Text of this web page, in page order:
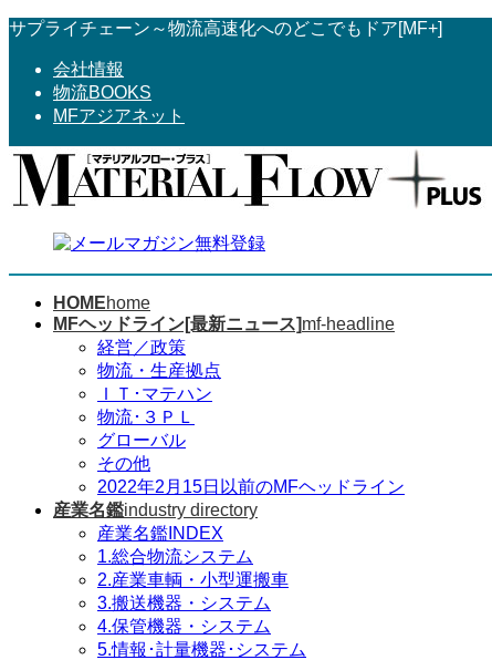
コ
へ
ス
ナ
ョ
ン
サプライチェーン～物流高速化へのどこでもドア[MF+]
会社情報
物流BOOKS
MFアジアネット
HOMEhome
MFヘッドライン[最新ニュース]mf-headline
経営／政策
物流・生産拠点
ＩＴ･マテハン
物流･３ＰＬ
グローバル
その他
2022年2月15日以前のMFヘッドライン
産業名鑑industry directory
産業名鑑INDEX
1.総合物流システム
2.産業車輌・小型運搬車
3.搬送機器・システム
4.保管機器・システム
5.情報･計量機器･システム